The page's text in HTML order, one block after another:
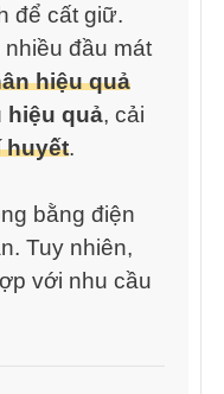
để cất giữ.
đầu mát
hiệu quả
hiệu quả, cải
huyết.
bằng điện
Tuy nhiên,
với nhu cầu